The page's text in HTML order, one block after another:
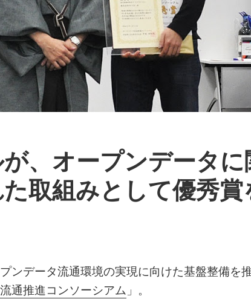
、オープンデータに
取組みとして優秀賞
ンデータ流通環境の実現に向けた基盤整備を
通推進コンソーシアム 」。